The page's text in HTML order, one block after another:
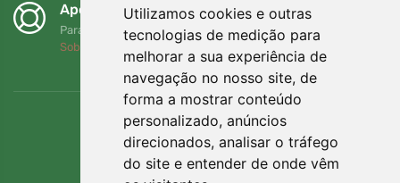
Utilizamos cookies e outras
tecnologias de medição para
melhorar a sua experiência de
navegação no nosso site, de
forma a mostrar conteúdo
personalizado, anúncios
direcionados, analisar o tráfego
do site e entender de onde vêm
Apoiamos a Trees.org
Para cada encomenda plantamos uma árvore! Leia mais
Sobre nós